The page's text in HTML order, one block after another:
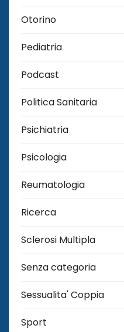
Otorino
Pediatria
Podcast
Politica Sanitaria
Psichiatria
Psicologia
Reumatologia
Ricerca
Sclerosi Multipla
Senza categoria
Sessualita' Coppia
Sport